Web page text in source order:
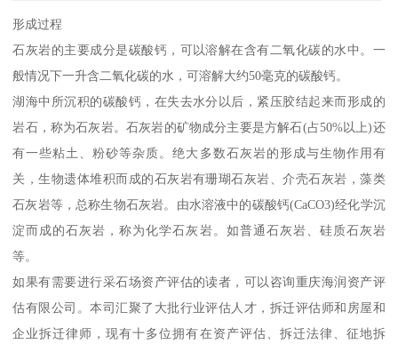
形成过程
石灰岩的主要成分是碳酸钙，可以溶解在含有二氧化碳的水中。一
般情况下一升含二氧化碳的水，可溶解大约50毫克的碳酸钙。
湖海中所沉积的碳酸钙，在失去水分以后，紧压胶结起来而形成的
岩石，称为石灰岩。石灰岩的矿物成分主要是方解石(占50%以上)还
有一些粘土、粉砂等杂质。绝大多数石灰岩的形成与生物作用有
关，生物遗体堆积而成的石灰岩有珊瑚石灰岩、介壳石灰岩，藻类
石灰岩等，总称生物石灰岩。由水溶液中的碳酸钙(CaCO3)经化学沉
淀而成的石灰岩，称为化学石灰岩。如普通石灰岩、硅质石灰岩
等。
如果有需要进行采石场资产评估的读者，可以咨询重庆海润资产评
估有限公司。本司汇聚了大批行业评估人才，拆迁评估师和房屋和
企业拆迁律师，现有十多位拥有在资产评估、拆迁法律、征地拆